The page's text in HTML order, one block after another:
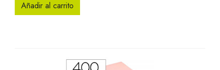
Añadir al carrito